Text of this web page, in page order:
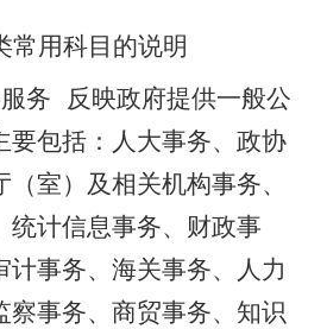
常用科目的说明
务 反映政府提供一般公
要包括：人大事务、政协
室）及相关机构事务、
统计信息事务、财政事
计事务、海关事务、人力
察事务、商贸事务、知识